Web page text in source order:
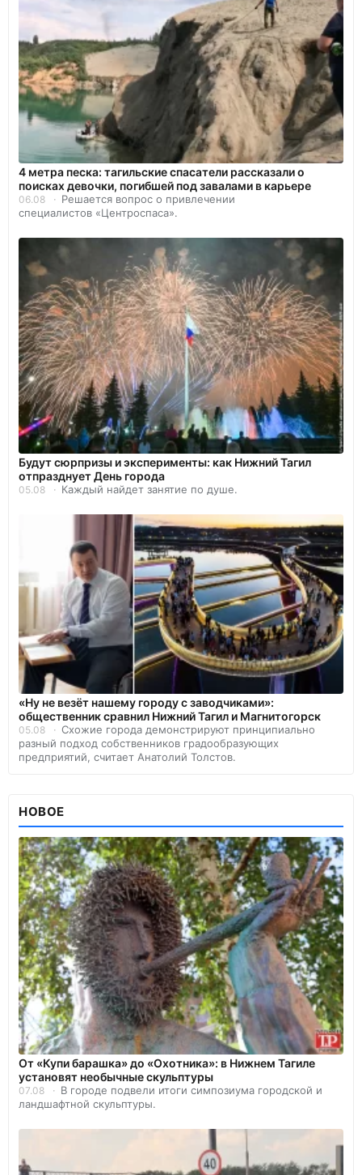
4 метра песка: тагильские спасатели рассказали о
поисках девочки, погибшей под завалами в карьере
06.08
Решается вопрос о привлечении
специалистов «Центроспаса».
Будут сюрпризы и эксперименты: как Нижний Тагил
отпразднует День города
05.08 Каждый найдет занятие по душе.
«Ну не везёт нашему городу с заводчиками»:
общественник сравнил Нижний Тагил и Магнитогорск
05.08
Схожие города демонстрируют принципиально
разный подход собственников градообразующих
предприятий, считает Анатолий Толстов.
НОВОЕ
От «Купи барашка» до «Охотника»: в Нижнем Тагиле
установят необычные скульптуры
07.08
В городе подвели итоги симпозиума городской и
ландшафтной скульптуры.